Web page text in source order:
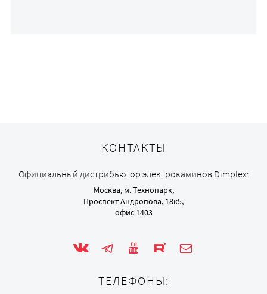
КОНТАКТЫ
Официальный дистрибьютор электрокаминов Dimplex:
Москва, м. Технопарк,
Проспект Андропова, 18к5,
офис 1403
ТЕЛЕФОНЫ: